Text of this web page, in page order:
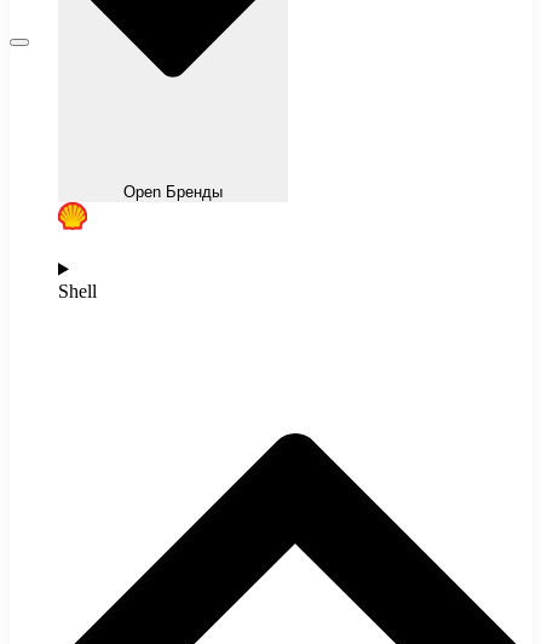
Open Бренды
Shell